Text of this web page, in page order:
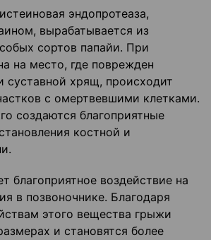
эндопротеаза,
вырабатывается из
сортов папайи. При
на место, где поврежден
суставной хрящ, происходит
с омертвевшими клетками.
создаются благоприятные
костной и
благоприятное воздействие на
в позвоночнике. Благодаря
этого вещества грыжи
и становятся более